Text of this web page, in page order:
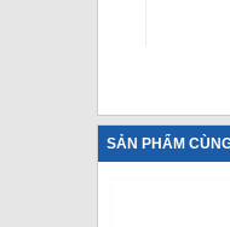
SẢN PHẨM